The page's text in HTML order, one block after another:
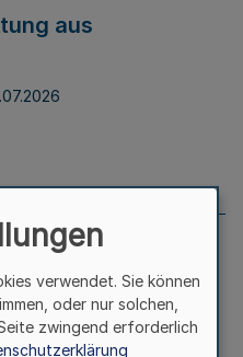
aus
204 vom
verwendet. Sie können
oder nur solchen,
zwingend erforderlich